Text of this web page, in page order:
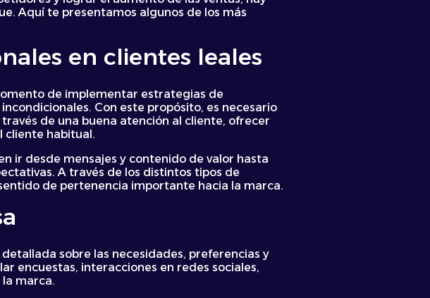
Aquí te presentamos algunos de los más
en clientes leales
de implementar estrategias de
Con este propósito, es necesario
de una buena atención al cliente, ofrecer
cliente habitual.
ir desde mensajes y contenido de valor hasta
A través de los distintos tipos de
de pertenencia importante hacia la marca.
sobre las necesidades, preferencias y
encuestas, interacciones en redes sociales,
marca.